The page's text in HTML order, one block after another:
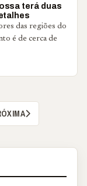
terá duas
das regiões do
é de cerca de